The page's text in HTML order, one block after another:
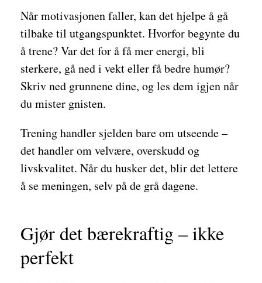
Når motivasjonen faller, kan det hjelpe å gå
tilbake til utgangspunktet. Hvorfor begynte du
å trene? Var det for å få mer energi, bli
sterkere, gå ned i vekt eller få bedre humør?
Skriv ned grunnene dine, og les dem igjen når
du mister gnisten.
Trening handler sjelden bare om utseende –
det handler om velvære, overskudd og
livskvalitet. Når du husker det, blir det lettere
å se meningen, selv på de grå dagene.
Gjør det bærekraftig – ikke
perfekt